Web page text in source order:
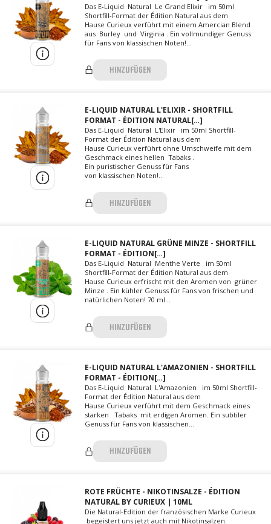
Das E-Liquid Natural Le Grand Elixir im 50ml
Shortfill-Format der Édition Natural aus dem
Hause Curieux verführt mit einem Amercian Blend
aus Burley und Virginia . Ein vollmundiger Genuss
für Fans von klassischen Noten!...
HINZUFÜGEN
E-LIQUID NATURAL L'ELIXIR - SHORTFILL
FORMAT - ÉDITION NATURAL[…]
Das E-Liquid Natural L'Elixir im 50ml Shortfill-
Format der Édition Natural aus dem
Hause Curieux verführt ohne Umschweife mit dem
Geschmack eines hellen Tabaks .
Ein puristischer Genuss für Fans
von klassischen Noten!...
HINZUFÜGEN
E-LIQUID NATURAL GRÜNE MINZE - SHORTFILL
FORMAT - ÉDITION[…]
Das E-Liquid Natural Menthe Verte im 50ml
Shortfill-Format der Édition Natural aus dem
Hause Curieux erfrischt mit den Aromen von grüner
Minze . Ein kühler Genuss für Fans von frischen und
natürlichen Noten! 70 ml...
HINZUFÜGEN
E-LIQUID NATURAL L'AMAZONIEN - SHORTFILL
FORMAT - ÉDITION[…]
Das E-Liquid Natural L'Amazonien im 50ml Shortfill-
Format der Édition Natural aus dem
Hause Curieux verführt mit dem Geschmack eines
starken Tabaks mit erdigen Aromen. Ein subtiler
Genuss für Fans von klassischen...
HINZUFÜGEN
ROTE FRÜCHTE - NIKOTINSALZE - ÉDITION
NATURAL BY CURIEUX | 10ML
Die Natural-Edition der französischen Marke Curieux
begeistert uns jetzt auch mit Nikotinsalzen.